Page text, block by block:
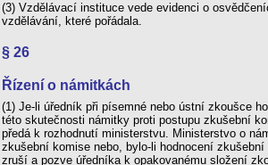
(3) Vzdělávací instituce vede evidenci o
vzdělávání, které pořádala.
§ 26
Řízení o námitkách
(1) Je-li úředník při písemné nebo ústní zkoušce
této skutečnosti námitky proti postupu zkušební
předá k rozhodnutí ministerstvu. Ministerstvo o
zkušební komise nebo, bylo-li hodnocení
zruší a pozve úředníka k opakovanému složení